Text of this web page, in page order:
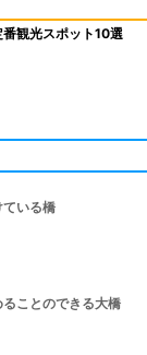
番観光スポット10選
いる橋
ことのできる大橋